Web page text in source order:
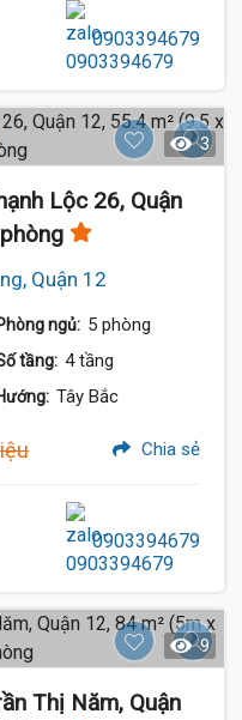
0903394679
3
Lộc 26, Quận
Quận 12
ngủ: 5 phòng
tầng: 4 tầng
Tây Bắc
Chia sẻ
0903394679
9
Thị Năm, Quận